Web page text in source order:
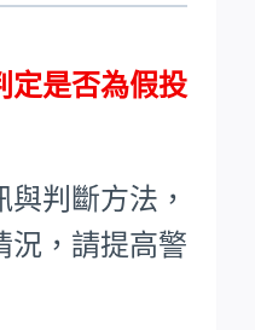
定是否為假投
判斷方法，
況，請提高警